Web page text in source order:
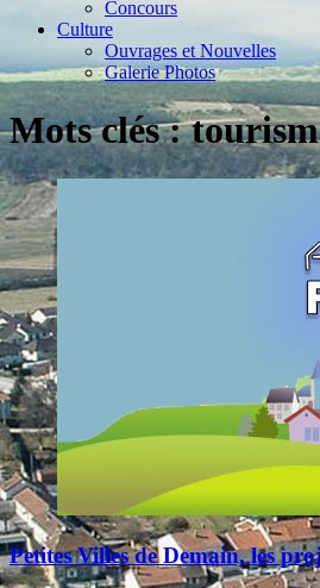
Concours
Culture
Ouvrages et Nouvelles
Galerie Photos
Mots clés :
Petites Villes de Demain, les